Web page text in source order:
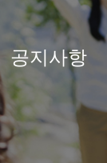
공지사항